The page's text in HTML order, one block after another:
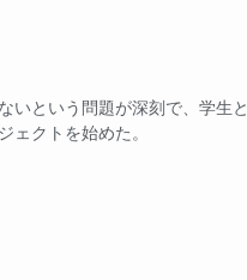
いという問題が深刻で、学生と
ェクトを始めた。